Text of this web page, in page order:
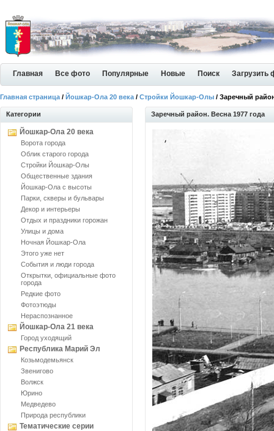
Главная Все фото Популярные Новые Поиск Загрузить
Главная страница / Йошкар-Ола 20 века / Стройки Йошкар-Олы / Заречный
Категории
Йошкар-Ола 20 века
Ворота города
Облик старого города
Стройки Йошкар-Олы
Общественные здания
Йошкар-Ола с высоты
Парки, скверы и бульвары
Декор и интерьеры
Отдых и праздники горожан
Улицы и дома
Ночная Йошкар-Ола
Этого уже нет
События и люди города
Открытки, официальные фото
города
Редкие фото
Фотоэтюды
Нераспознанное
Йошкар-Ола 21 века
Город уходящий
Республика Марий Эл
Козьмодемьянск
Звенигово
Волжск
Юрино
Медведево
Природа республики
Тематические серии
Заречный район. Весна 1977 года